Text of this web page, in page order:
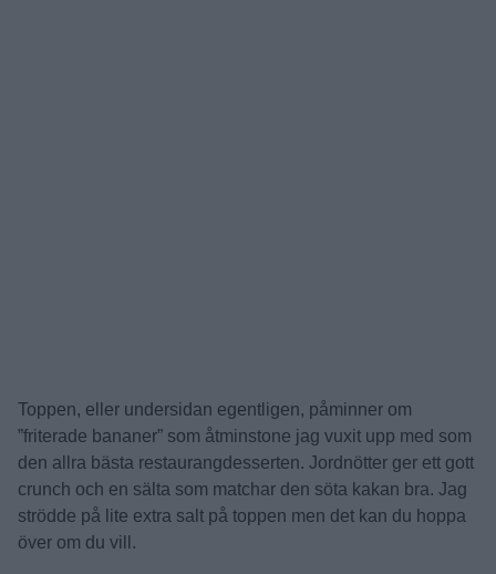
Toppen, eller undersidan egentligen, påminner om
”friterade bananer” som åtminstone jag vuxit upp med som
den allra bästa restaurangdesserten. Jordnötter ger ett gott
crunch och en sälta som matchar den söta kakan bra. Jag
strödde på lite extra salt på toppen men det kan du hoppa
över om du vill.